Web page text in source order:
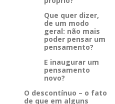
Que quer dizer,
de um modo
geral: não mais
poder pensar um
pensamento?
E inaugurar um
pensamento
novo?
O descontínuo – o fato
de que em alguns